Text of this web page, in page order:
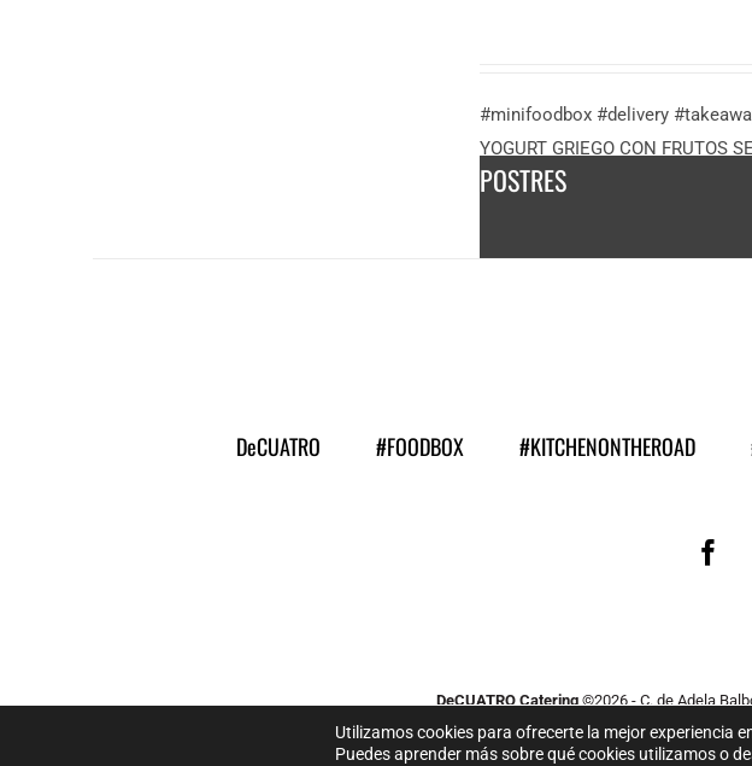
POSTRES
#minifoodbox #delivery
YOGURT GRIEGO CON FRUTOS
DeCUATRO #FOODBOX #KITCHENONTHEROAD
DeCUATRO Catering ©2026 - C. de Adela
Diseñado por Gonzalo B Durán y
Utilizamos cookies para ofrecerte la mejor experiencia
Puedes aprender más sobre qué cookies utilizamos o